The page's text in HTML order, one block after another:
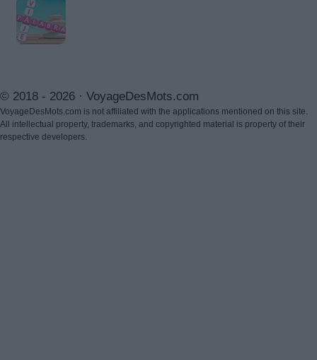
© 2018 - 2026 · VoyageDesMots.com
VoyageDesMots.com is not affiliated with the applications mentioned on this site.
All intellectual property, trademarks, and copyrighted material is property of their
respective developers.